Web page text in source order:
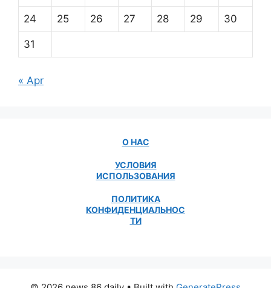
24 25 26 27 28 29 30
31
« Apr
О НАС
УСЛОВИЯ
ИСПОЛЬЗОВАНИЯ
ПОЛИТИКА
КОНФИДЕНЦИАЛЬНОС
ТИ